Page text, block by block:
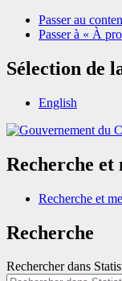
Passer au
Passer à « À
Sélection de
English
Recherche et
Recherche et
Recherche
Rechercher dans